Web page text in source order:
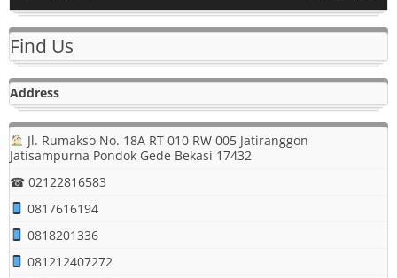
Find Us
Address
Jl. Rumakso No. 18A RT 010 RW 005 Jatiranggon
Jatisampurna Pondok Gede Bekasi 17432
☎ 02122816583
0817616194
0818201336
081212407272